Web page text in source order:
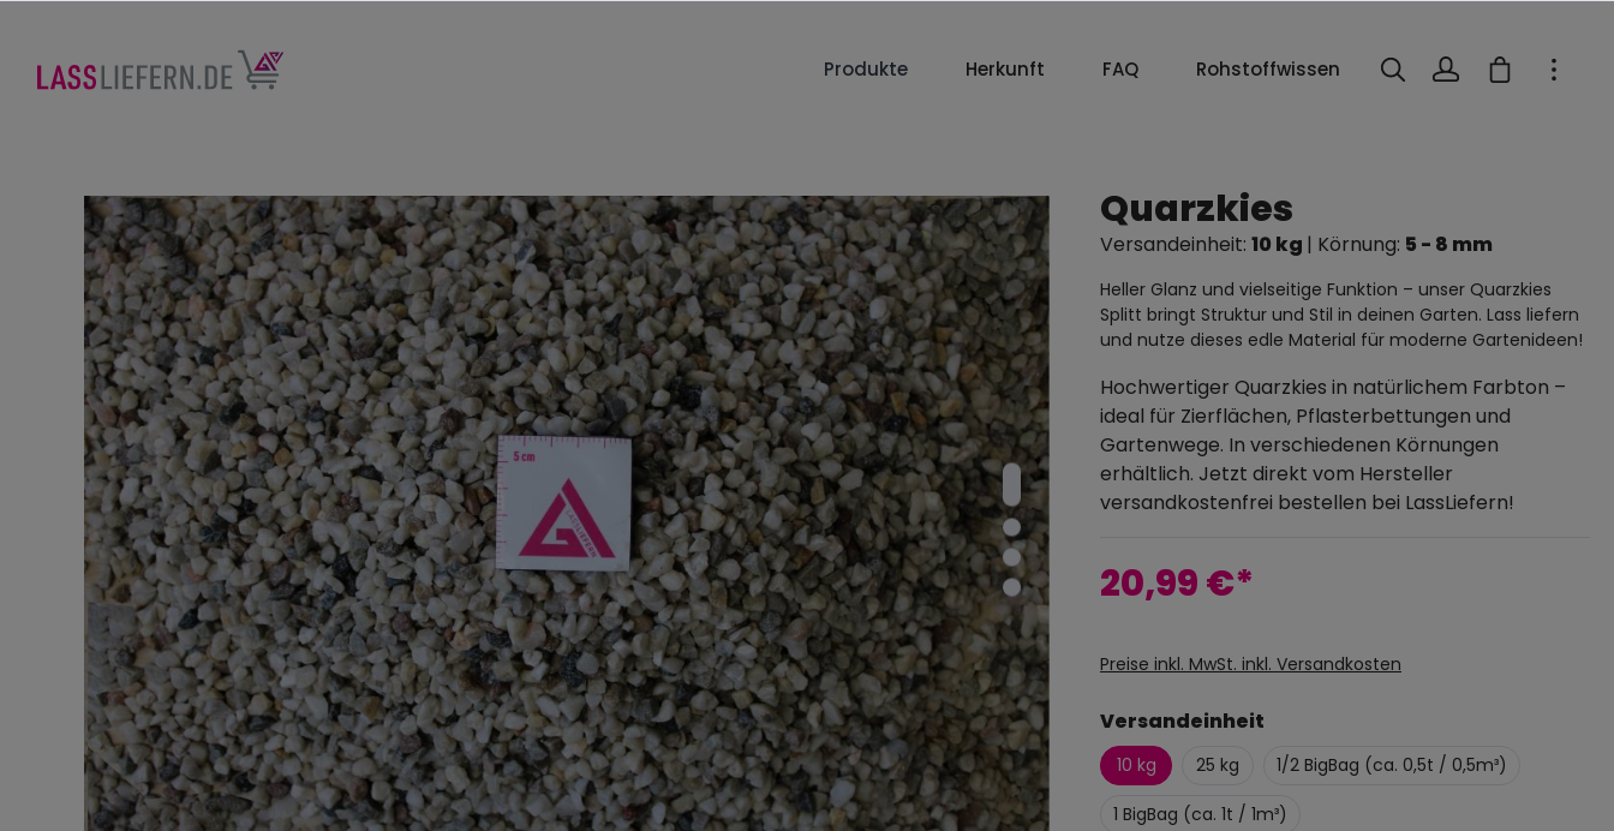
Produkte Herkunft FAQ Rohstoffwissen
Quarzkies
Versandeinheit: 10 kg | Körnung: 5 - 8 mm
Heller Glanz und vielseitige Funktion – unser Quarzkies
Splitt bringt Struktur und Stil in deinen Garten. Lass liefern
und nutze dieses edle Material für moderne Gartenideen!
Hochwertiger Quarzkies in natürlichem Farbton –
ideal für Zierflächen, Pflasterbettungen und
Gartenwege. In verschiedenen Körnungen
erhältlich. Jetzt direkt vom Hersteller
versandkostenfrei bestellen bei LassLiefern!
20,99 €*
Preise inkl. MwSt. inkl. Versandkosten
Versandeinheit
10 kg 25 kg 1/2 BigBag (ca. 0,5t / 0,5m³)
1 BigBag (ca. 1t / 1m³)